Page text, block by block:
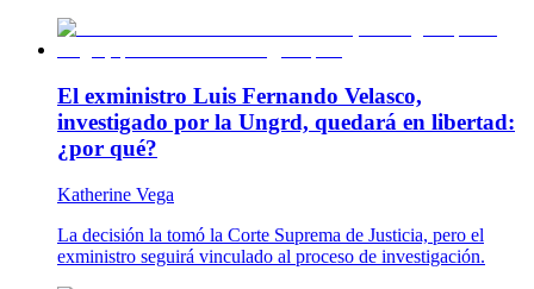
El exministro Luis Fernando Velasco,
investigado por la Ungrd, quedará en libertad:
¿por qué?
Katherine Vega
La decisión la tomó la Corte Suprema de Justicia, pero el
exministro seguirá vinculado al proceso de investigación.